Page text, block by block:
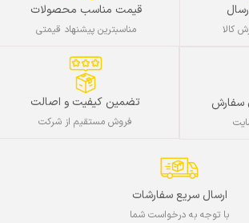
کالا
قیمت مناسب محصولات
مناسبترین پیشنهاد قیمتی
سفارش تضمین کیفیت و اصالت
فروش مستقیم از شرکت
ارسال سریع سفارشات
با توجه به درخواست شما